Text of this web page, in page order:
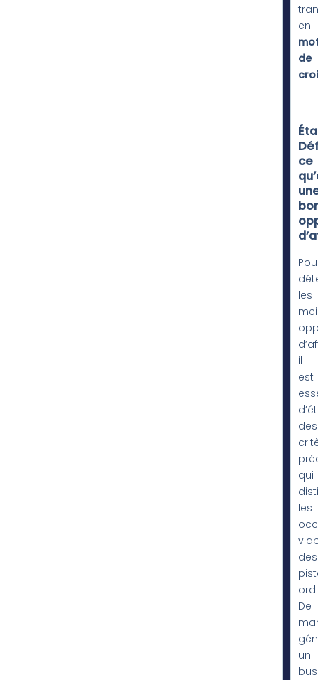
en
de
ce
les
il
est
des
qui
les
des
De
un